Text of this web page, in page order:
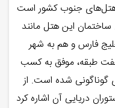
هتل‌های جنوب کشور است
ساختمان این هتل مانند
‌فارس و هم به شهر
طبقه، موفق به کسب
گوناگونی شده است. از
دریایی آن اشاره کرد